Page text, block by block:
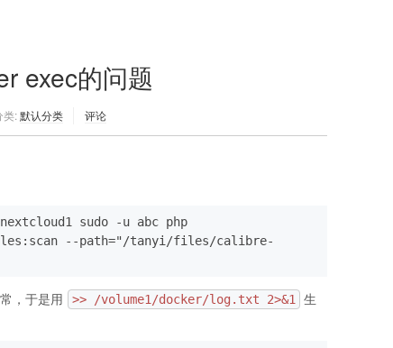
exec的问题
类:默认分类 评论
sudo -u abc php
--path="/tanyi/files/calibre-
，于是用 >> /volume1/docker/log.txt 2>&1 生